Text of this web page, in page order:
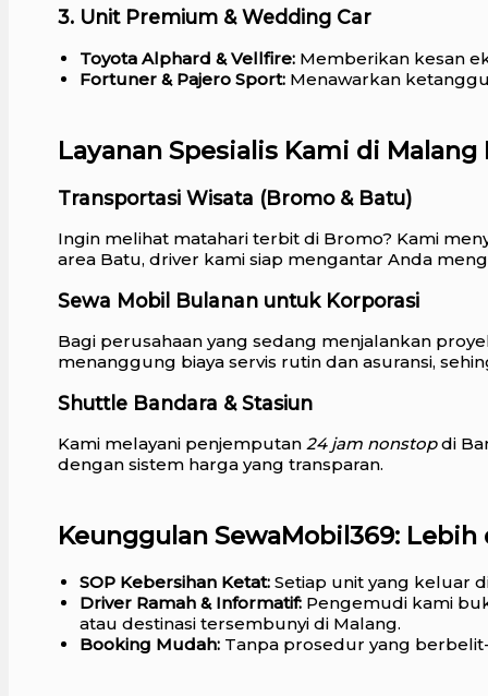
3. Unit Premium & Wedding Car
Toyota Alphard & Vellfire: Memberikan kesan
Fortuner & Pajero Sport: Menawarkan
Layanan Spesialis Kami di Malang
Transportasi Wisata (Bromo & Batu)
Ingin melihat matahari terbit di Bromo? Kami
area Batu, driver kami siap mengantar Anda
Sewa Mobil Bulanan untuk Korporasi
Bagi perusahaan yang sedang menjalankan
menanggung biaya servis rutin dan asuransi,
Shuttle Bandara & Stasiun
Kami melayani penjemputan 24 jam nonstopdi
dengan sistem harga yang transparan.
Keunggulan SewaMobil369: Lebih
SOP Kebersihan Ketat: Setiap unit yang keluar
Driver Ramah & Informatif: Pengemudi kami
atau destinasi tersembunyi di Malang.
Booking Mudah: Tanpa prosedur yang